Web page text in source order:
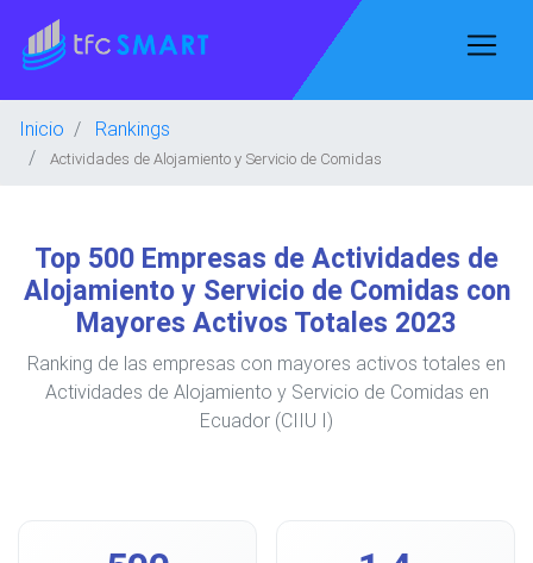
Inicio Rankings
Actividades de Alojamiento y Servicio de Comidas
Top 500 Empresas de Actividades de
Alojamiento y Servicio de Comidas con
Mayores Activos Totales 2023
Ranking de las empresas con mayores activos totales en
Actividades de Alojamiento y Servicio de Comidas en
Ecuador (CIIU I)